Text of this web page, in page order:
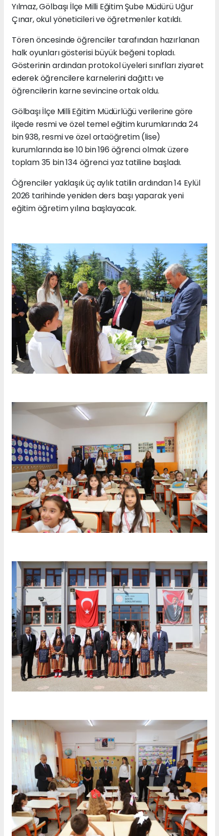
Yılmaz, Gölbaşı İlçe Milli Eğitim Şube Müdürü Uğur
Çınar, okul yöneticileri ve öğretmenler katıldı.
Tören öncesinde öğrenciler tarafından hazırlanan
halk oyunları gösterisi büyük beğeni topladı.
Gösterinin ardından protokol üyeleri sınıfları ziyaret
ederek öğrencilere karnelerini dağıttı ve
öğrencilerin karne sevincine ortak oldu.
Gölbaşı İlçe Milli Eğitim Müdürlüğü verilerine göre
ilçede resmi ve özel temel eğitim kurumlarında 24
bin 938, resmi ve özel ortaöğretim (lise)
kurumlarında ise 10 bin 196 öğrenci olmak üzere
toplam 35 bin 134 öğrenci yaz tatiline başladı.
Öğrenciler yaklaşık üç aylık tatilin ardından 14 Eylül
2026 tarihinde yeniden ders başı yaparak yeni
eğitim öğretim yılına başlayacak.